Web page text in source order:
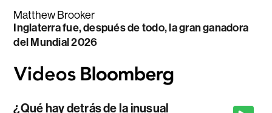
Matthew Brooker
Inglaterra fue, después de todo, la gran ganadora
del Mundial 2026
¿Qué hay detrás de la inusual